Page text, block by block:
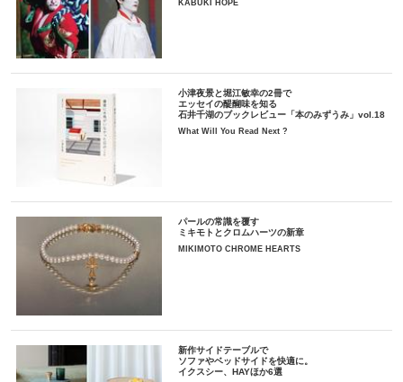
KABUKI HOPE
小津夜景と堀江敏幸の2冊で
エッセイの醍醐味を知る
石井千湖のブックレビュー「本のみずうみ」vol.18
What Will You Read Next ?
パールの常識を覆す
ミキモトとクロムハーツの新章
MIKIMOTO CHROME HEARTS
新作サイドテーブルで
ソファやベッドサイドを快適に。
イクスシー、HAYほか6選